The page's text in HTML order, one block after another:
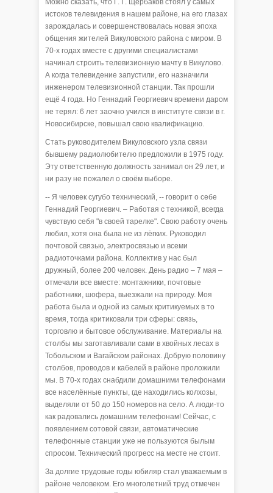
Можно сказать, что Г. Г. Щербаков стоял у самых
истоков телевидения в нашем районе, на его глазах
зарождалась и совершенствовалась новая эпоха
общения жителей Викуловского района с миром. В
70-х годах вместе с другими специалистами
начинал строить телевизионную мачту в Викулово.
А когда телевидение запустили, его назначили
инженером телевизионной станции. Так прошли
ещё 4 года. Но Геннадий Георгиевич времени даром
не терял: 6 лет заочно учился в институте связи в г.
Новосибирске, повышал свою квалификацию.
Стать руководителем Викуловского узла связи
бывшему радиолюбителю предложили в 1975 году.
Эту ответственную должность занимал он 29 лет, и
ни разу не пожалел о своём выборе.
-- Я человек сугубо технический, -- говорит о себе
Геннадий Георгиевич. – Работая с техникой, всегда
чувствую себя "в своей тарелке". Свою работу очень
любил, хотя она была не из лёгких. Руководил
почтовой связью, электросвязью и всеми
радиоточками района. Коллектив у нас был
дружный, более 200 человек. День радио – 7 мая –
отмечали все вместе: монтажники, почтовые
работники, шофера, выезжали на природу. Моя
работа была и одной из самых критикуемых в то
время, тогда критиковали три сферы: связь,
торговлю и бытовое обслуживание. Материалы на
столбы мы заготавливали сами в хвойных лесах в
Тобольском и Вагайском районах. Добрую половину
столбов, проводов и кабелей в районе проложили
мы. В 70-х годах снабдили домашними телефонами
все населённые пункты, где находились колхозы,
выделяли от 50 до 150 номеров на село. А люди-то
как радовались домашним телефонам! Сейчас, с
появлением сотовой связи, автоматические
телефонные станции уже не пользуются былым
спросом. Технический прогресс на месте не стоит.
За долгие трудовые годы юбиляр стал уважаемым в
районе человеком. Его многолетний труд отмечен